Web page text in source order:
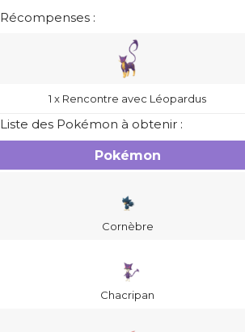
Récompenses :
1 x Rencontre avec Léopardus
Liste des Pokémon à obtenir :
Pokémon
Cornèbre
Chacripan